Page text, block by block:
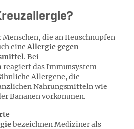
die an Heuschnupfen
eineAllergiegegen
. Bei
reagiert das Immunsystem
Allergene, die
Nahrungsmitteln wie
Bananen vorkommen.
bezeichnen Mediziner als